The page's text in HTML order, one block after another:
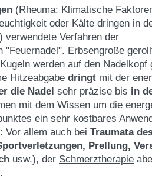
(Rheuma: Klimatische
oder Kälte dringen in
verwendete Verfahren der
"Feuernadel". Erbsengroße
werden auf den
Hitzeabgabe dringt mit der
die Nadel sehr präzise bis in
mit dem Wissen um die
ein sehr kostbares
Vor allem auch bei Traumata
Prellung,
usw.), der Schmerztherapie